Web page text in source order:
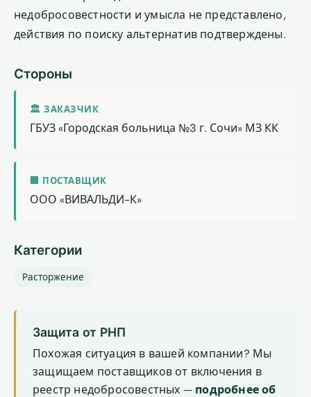
недобросовестности и умысла не представлено,
действия по поиску альтернатив подтверждены.
Стороны
🏛 ЗАКАЗЧИК
ГБУЗ «Городская больница №3 г. Сочи» МЗ КК
🏢 ПОСТАВЩИК
ООО «ВИВАЛЬДИ-К»
Категории
Расторжение
Защита от РНП
Похожая ситуация в вашей компании? Мы
защищаем поставщиков от включения в
реестр недобросовестных — подробнее об